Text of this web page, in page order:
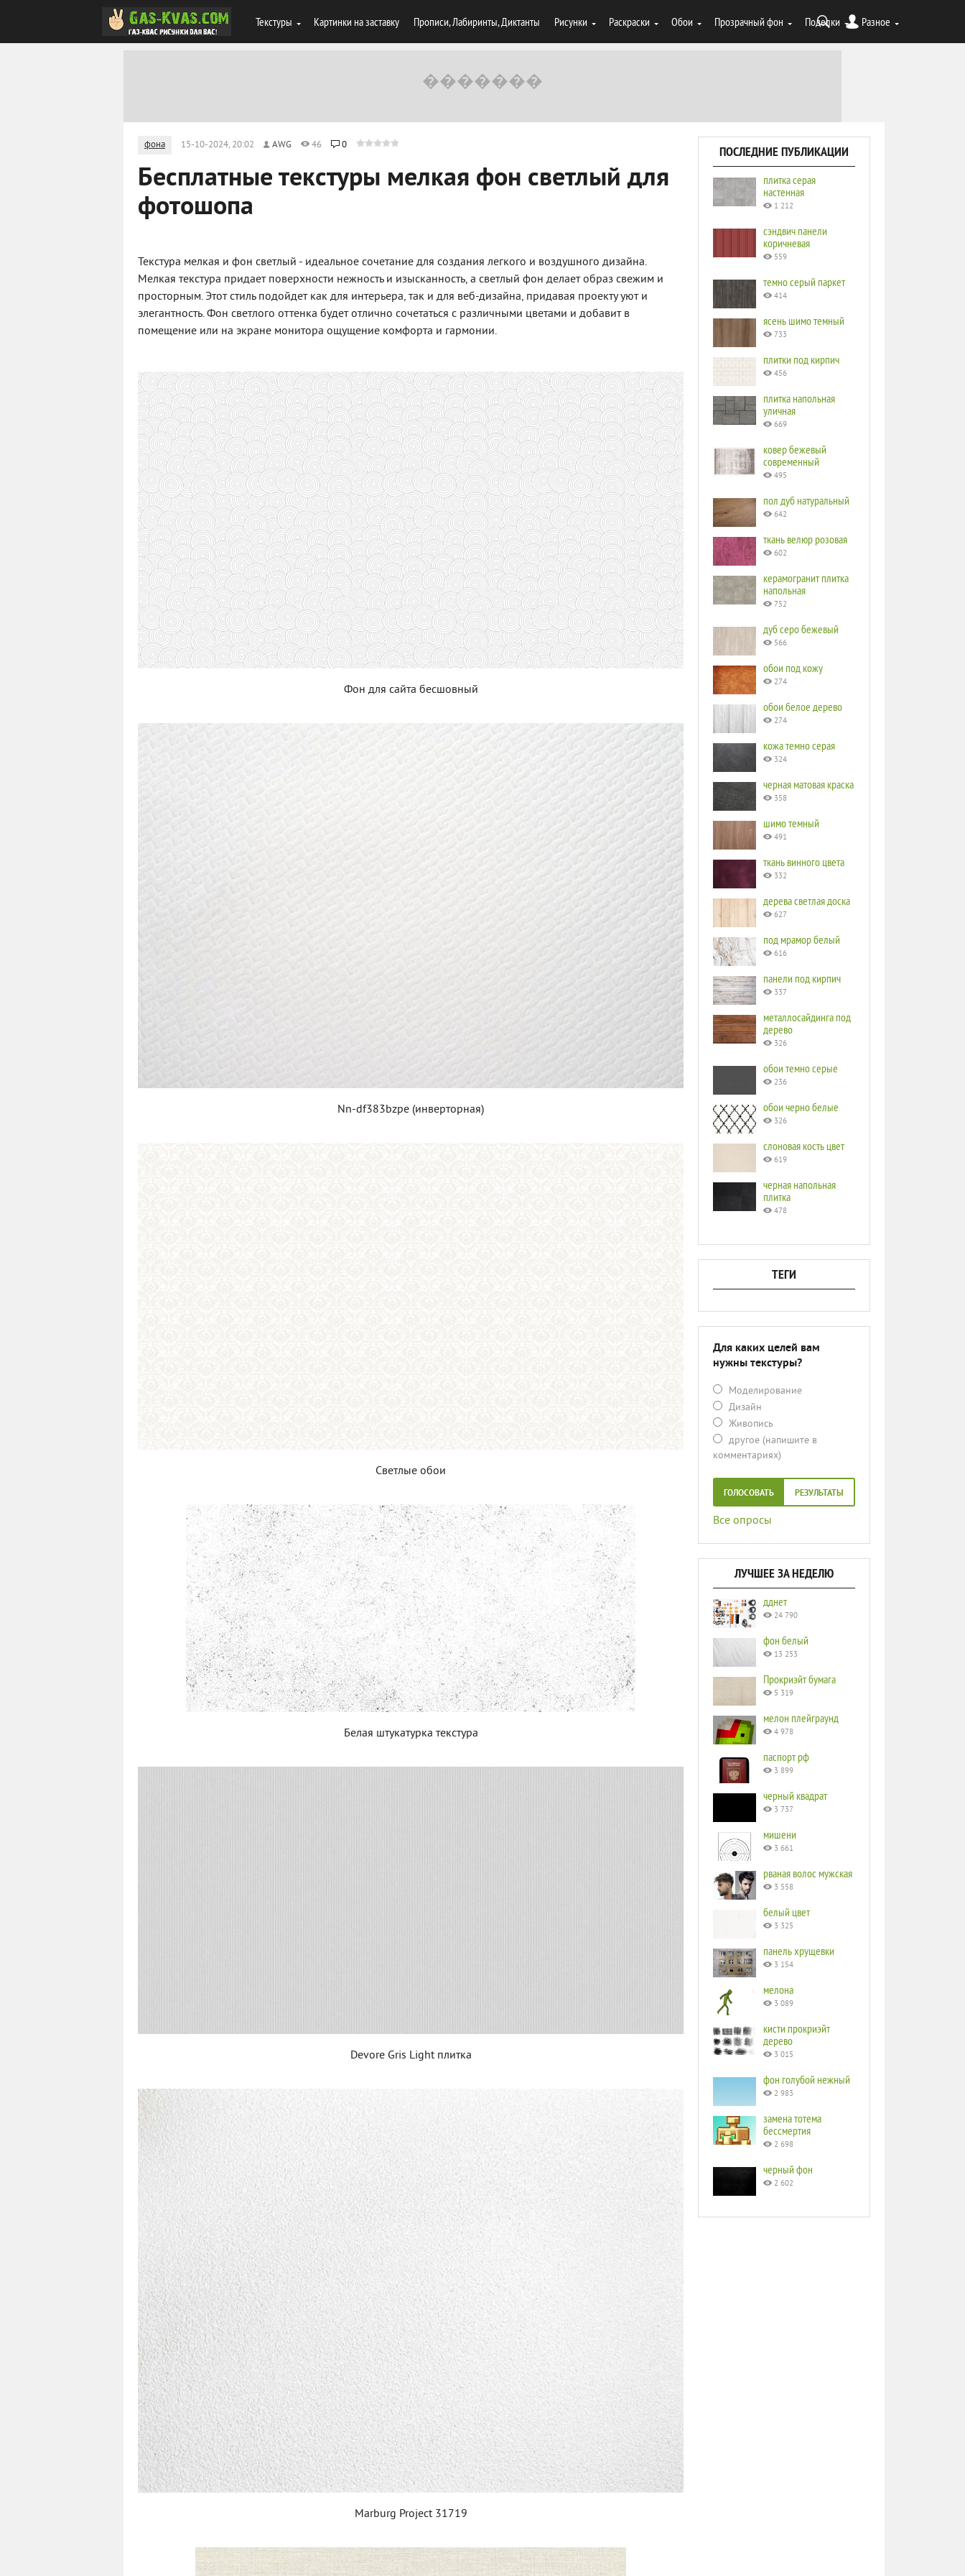
Текстуры Картинки на заставку Прописи, Лабиринты, Диктанты Рисунки Раскраски Обои Прозрачный фон Поделки Разное
фона 15-10-2024, 20:02 AWG 46 0
Бесплатные текстуры мелкая фон светлый для
фотошопа
Текстура мелкая и фон светлый - идеальное сочетание для создания легкого и воздушного дизайна.
Мелкая текстура придает поверхности нежность и изысканность, а светлый фон делает образ свежим и
просторным. Этот стиль подойдет как для интерьера, так и для веб-дизайна, придавая проекту уют и
элегантность. Фон светлого оттенка будет отлично сочетаться с различными цветами и добавит в
помещение или на экране монитора ощущение комфорта и гармонии.
Фон для сайта бесшовный
Nn-df383bzpe (инверторная)
Светлые обои
Белая штукатурка текстура
Devore Gris Light плитка
Marburg Project 31719
ПОСЛЕДНИЕ ПУБЛИКАЦИИ
плитка серая
настенная
1 212
сэндвич панели
коричневая
559
темно серый паркет
414
ясень шимо темный
733
плитки под кирпич
456
плитка напольная
уличная
669
ковер бежевый
современный
495
пол дуб натуральный
642
ткань велюр розовая
602
керамогранит плитка
напольная
752
дуб серо бежевый
566
обои под кожу
274
обои белое дерево
274
кожа темно серая
324
черная матовая краска
358
шимо темный
491
ткань винного цвета
332
дерева светлая доска
627
под мрамор белый
616
панели под кирпич
337
металлосайдинга под
дерево
326
обои темно серые
236
обои черно белые
326
слоновая кость цвет
619
черная напольная
плитка
478
ТЕГИ
Для каких целей вам
нужны текстуры?
Моделирование
Дизайн
Живопись
другое (напишите в
комментариях)
ГОЛОСОВАТЬ РЕЗУЛЬТАТЫ
Все опросы
ЛУЧШЕЕ ЗА НЕДЕЛЮ
дднет
24 790
фон белый
13 253
Прокриэйт бумага
5 319
мелон плейграунд
4 978
паспорт рф
3 899
черный квадрат
3 737
мишени
3 661
рваная волос мужская
3 558
белый цвет
3 325
панель хрущевки
3 154
мелона
3 089
кисти прокриэйт
дерево
3 015
фон голубой нежный
2 983
замена тотема
бессмертия
2 698
черный фон
2 602